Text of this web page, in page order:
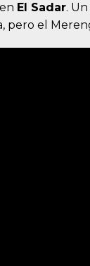
en El Sadar.
pero el